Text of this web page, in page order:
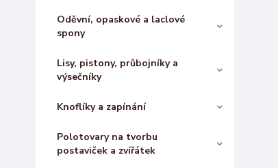
Oděvní, opaskové a laclové
spony
Lisy, pistony, průbojníky a
výsečníky
Knoflíky a zapínání
Polotovary na tvorbu
postaviček a zvířátek